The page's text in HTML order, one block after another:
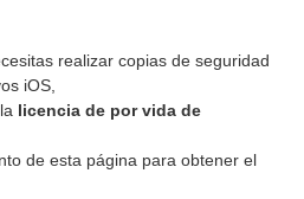
realizar copias de seguridad
iOS,
licencia de por vida de
de esta página para obtener el